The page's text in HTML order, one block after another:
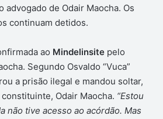
advogado de Odair Maocha. Os
continuam detidos.
ao Mindelinsite pelo
Segundo Osvaldo “Vuca”
a prisão ilegal e mandou soltar,
Odair Maocha. “Estou
não tive acesso ao acórdão. Mas